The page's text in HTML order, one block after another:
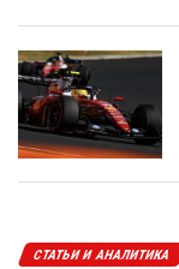
СТАТЬИ И АНАЛИТИКА